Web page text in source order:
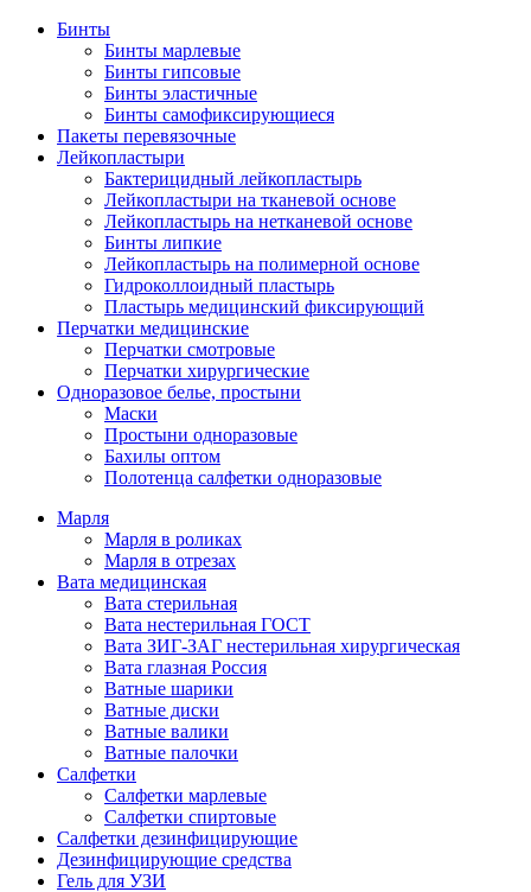
Бинты
Бинты марлевые
Бинты гипсовые
Бинты эластичные
Бинты самофиксирующиеся
Пакеты перевязочные
Лейкопластыри
Бактерицидный лейкопластырь
Лейкопластыри на тканевой основе
Лейкопластырь на нетканевой основе
Бинты липкие
Лейкопластырь на полимерной основе
Гидроколлоидный пластырь
Пластырь медицинский фиксирующий
Перчатки медицинские
Перчатки смотровые
Перчатки хирургические
Одноразовое белье, простыни
Маски
Простыни одноразовые
Бахилы оптом
Полотенца салфетки одноразовые
Марля
Марля в роликах
Марля в отрезах
Вата медицинская
Вата стерильная
Вата нестерильная ГОСТ
Вата ЗИГ-ЗАГ нестерильная хирургическая
Вата глазная Россия
Ватные шарики
Ватные диски
Ватные валики
Ватные палочки
Салфетки
Салфетки марлевые
Салфетки спиртовые
Салфетки дезинфицирующие
Дезинфицирующие средства
Гель для УЗИ